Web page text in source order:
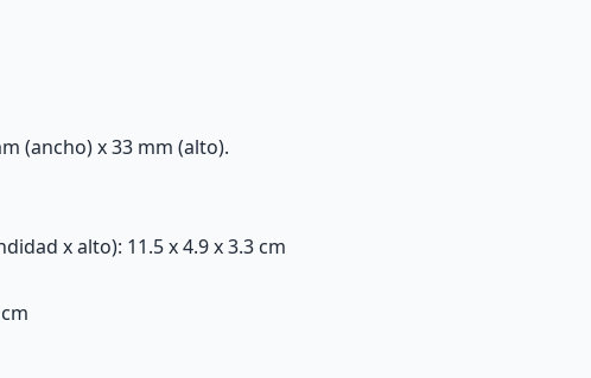
(ancho) x 33 mm (alto).
x alto): 11.5 x 4.9 x 3.3 cm